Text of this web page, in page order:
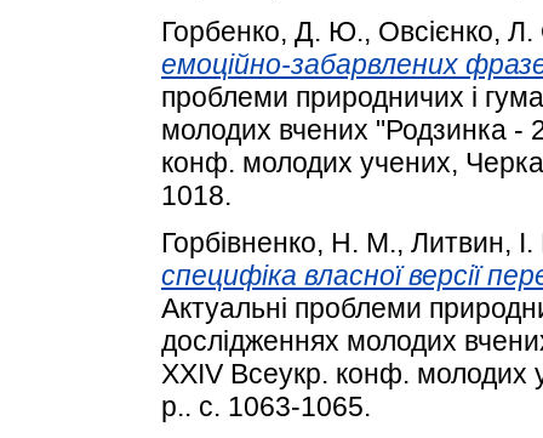
Горбенко, Д. Ю., Овсієнко,
емоційно-забарвлених
проблеми природничих і
молодих вчених "Родзинка -
конф. молодих учених,
1018.
Горбівненко, Н. М., Литвин,
специфіка власної версії
Актуальні проблеми
дослідженнях молодих
XXIV Всеукр. конф. молодих
р.. с. 1063-1065.